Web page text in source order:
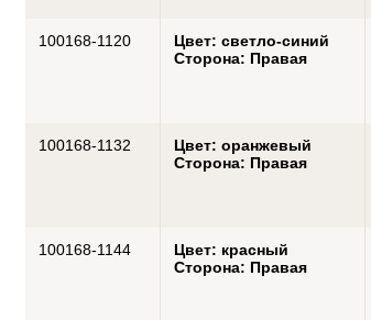
100168-1120
Цвет: светло-синий
Сторона: Правая
100168-1132
Цвет: оранжевый
Сторона: Правая
100168-1144
Цвет: красный
Сторона: Правая